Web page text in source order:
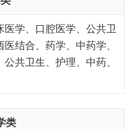
医学、口腔医学、公共卫
结合、药学、中药学、
共卫生、护理、中药、
类